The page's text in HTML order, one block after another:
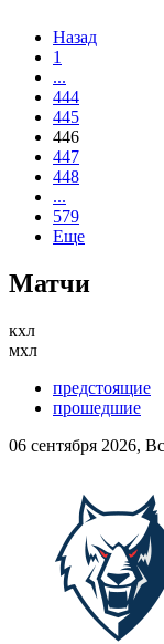
Назад
1
...
444
445
446
447
448
...
579
Еще
Матчи
кхл
мхл
предстоящие
прошедшие
06 сентября 2026,